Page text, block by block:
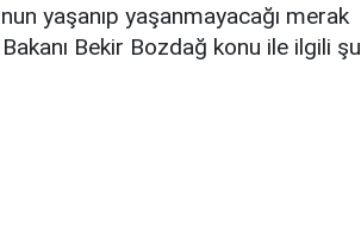
yaşanıp yaşanmayacağı merak
Bekir Bozdağ konu ile ilgili şu